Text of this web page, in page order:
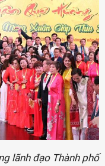
lãnh đạo Thành phố